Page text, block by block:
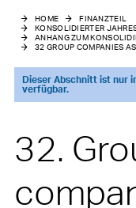
Basic information
Changes in Group
4 Risk assessment and
HOME
FINANZTEIL
KONSOLIDIERTER
ANHANG ZUM
32 GROUP COMPANIES
Dieser Abschnitt ist nur
verfügbar.
32.